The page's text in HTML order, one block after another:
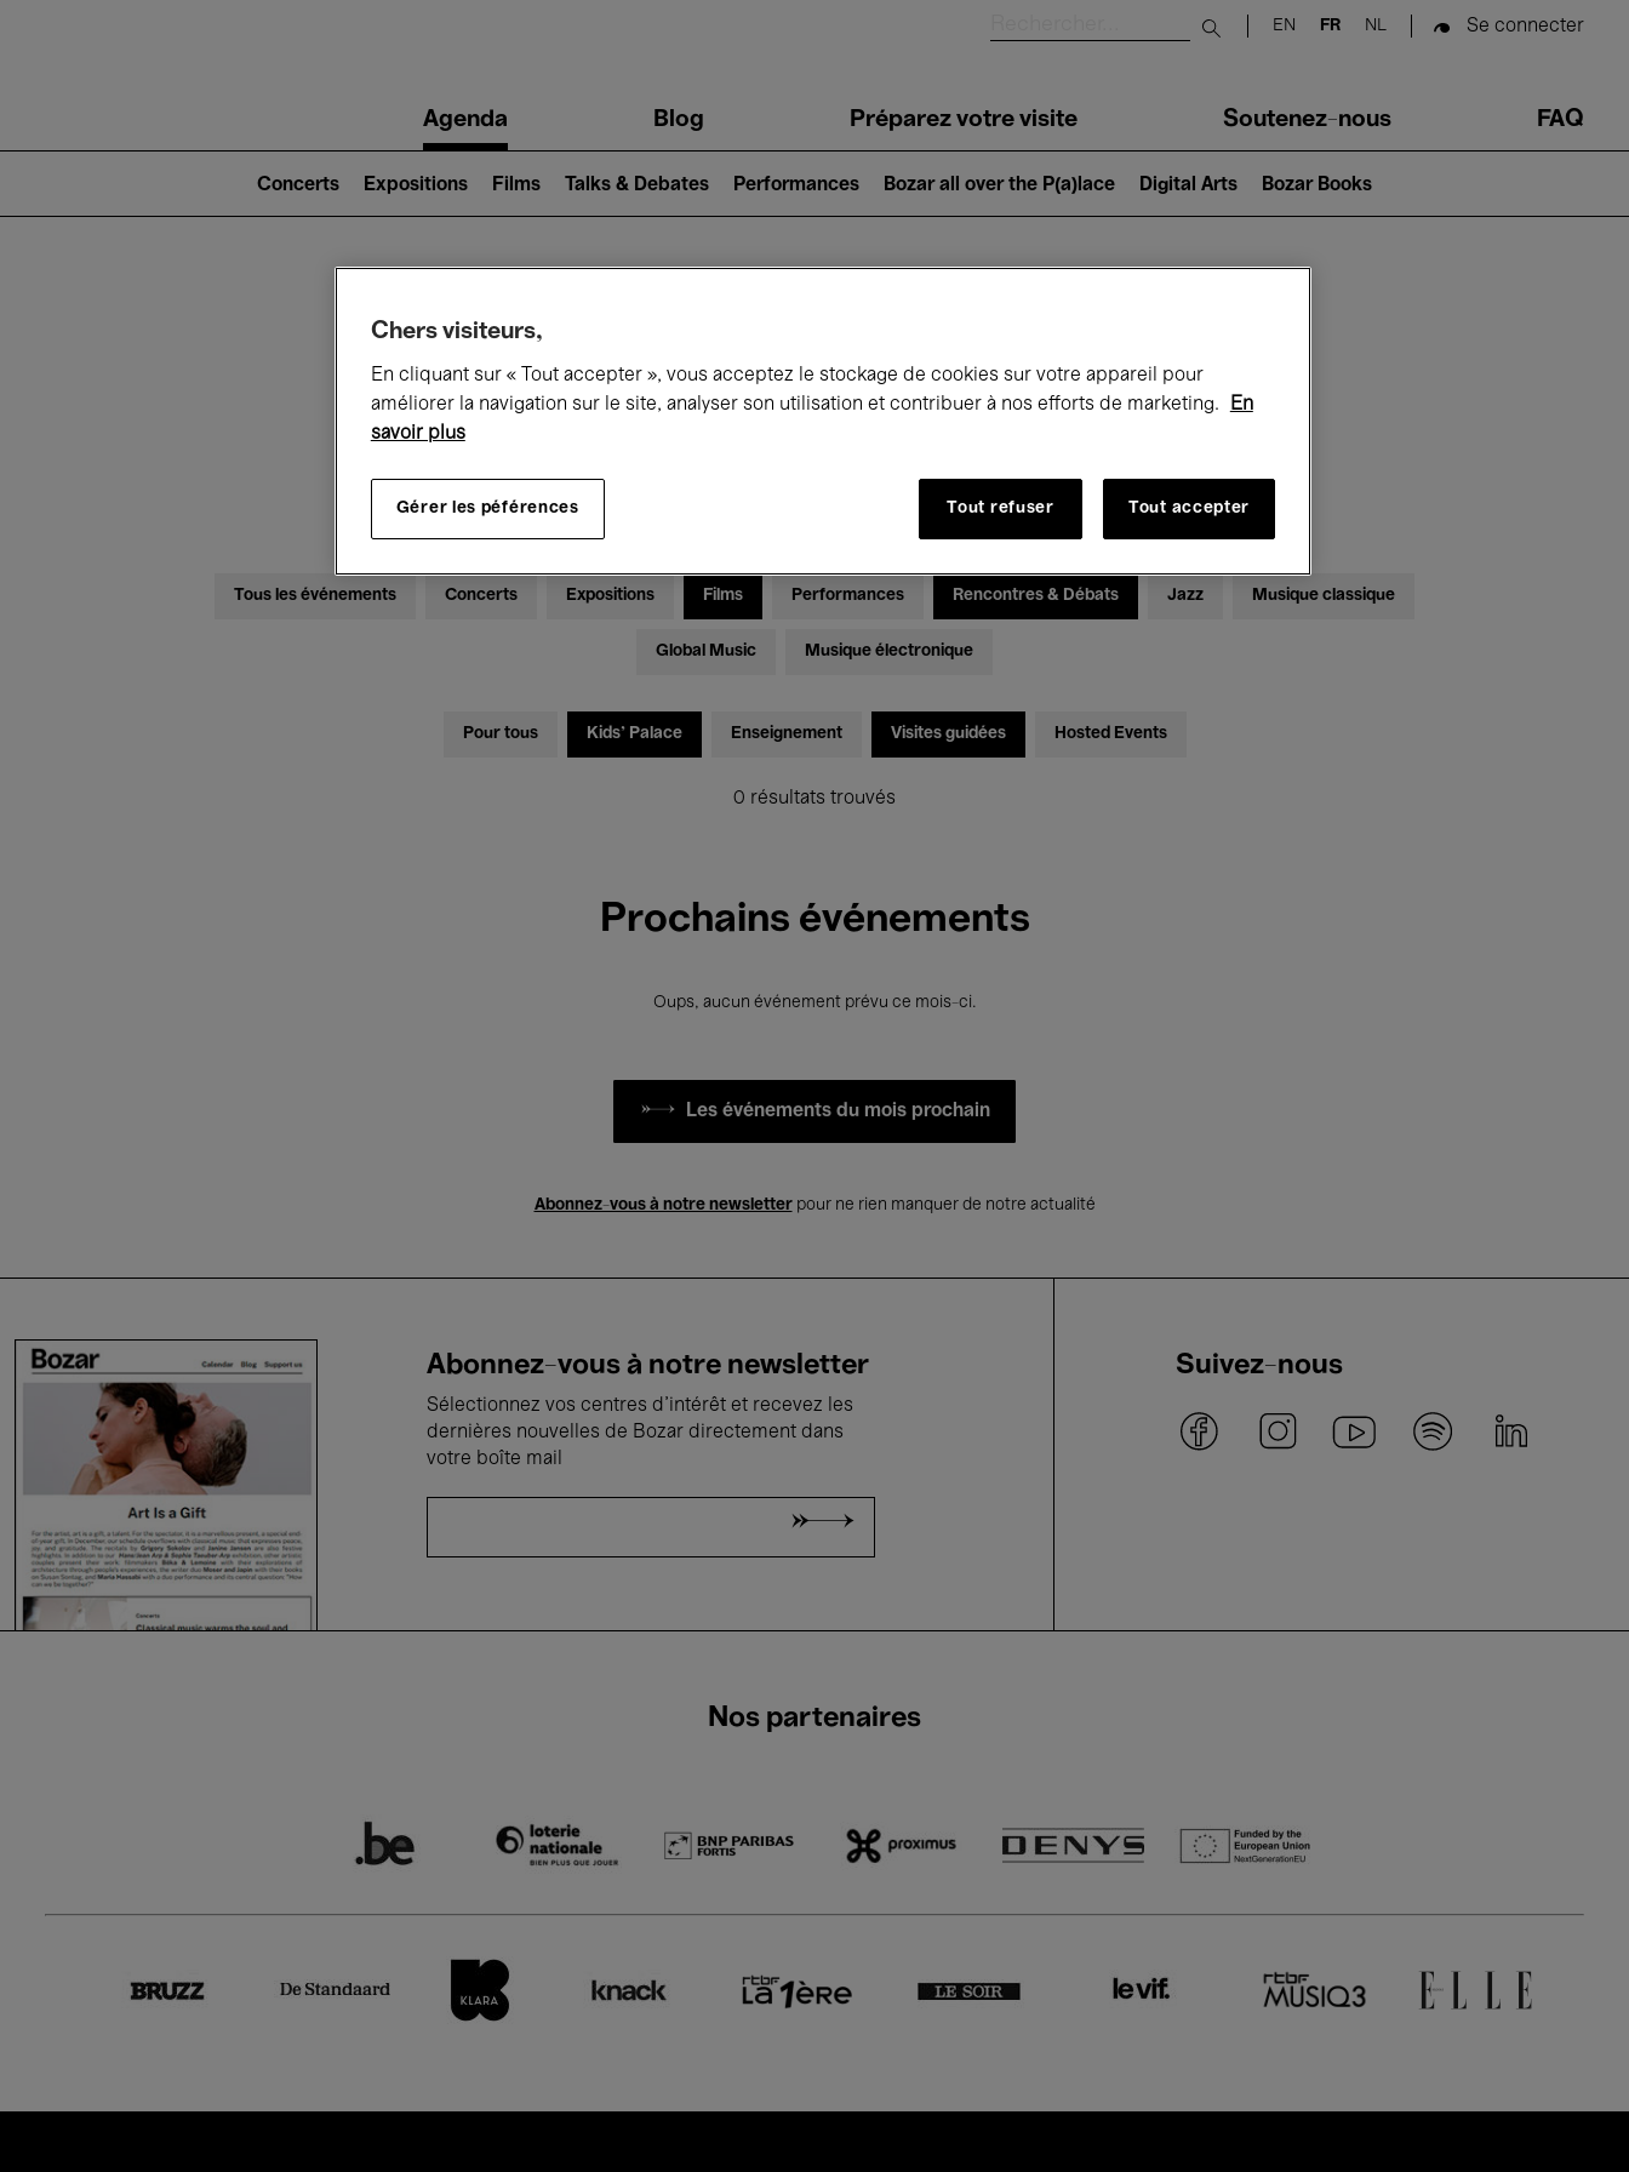
Submit search
EN FR NL Se connecter
navigationAgenda Blog Préparez votre visite Soutenez-nous FAQ
2)
Concerts Expositions Films Talks & Debates Performances Bozar all over the P(a)lace Digital Arts Bozar Books
Ce qui se passe à Bozar
Tous les événements Concerts Expositions Films Performances Rencontres & Débats Jazz Musique classique
Global Music Musique électronique
Pour tous Kids’ Palace Enseignement Visites guidées Hosted Events
0 résultats trouvés
Prochains événements
Oups, aucun événement prévu ce mois-ci.
Les événements du mois prochain
Abonnez-vous à notre newsletterpour ne rien manquer de notre actualité
Abonnez-vous à notre newsletter
Sélectionnez vos centres d'intérêt et recevez les
dernières nouvelles de Bozar directement dans
votre boîte mail
Suivez-nous
Nos partenaires
Chers visiteurs,
En cliquant sur « Tout accepter », vous acceptez le stockage de cookies sur votre appareil pour
améliorer la navigation sur le site, analyser son utilisation et contribuer à nos efforts de marketing.
En
savoir plus
Gérer les péférences Tout refuser Tout accepter